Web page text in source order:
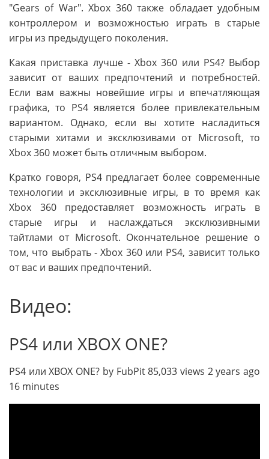
"Gears of War". Xbox 360 также обладает удобным
контроллером и возможностью играть в старые
игры из предыдущего поколения.
Какая приставка лучше - Xbox 360 или PS4? Выбор
зависит от ваших предпочтений и потребностей.
Если вам важны новейшие игры и впечатляющая
графика, то PS4 является более привлекательным
вариантом. Однако, если вы хотите насладиться
старыми хитами и эксклюзивами от Microsoft, то
Xbox 360 может быть отличным выбором.
Кратко говоря, PS4 предлагает более современные
технологии и эксклюзивные игры, в то время как
Xbox 360 предоставляет возможность играть в
старые игры и наслаждаться эксклюзивными
тайтлами от Microsoft. Окончательное решение о
том, что выбрать - Xbox 360 или PS4, зависит только
от вас и ваших предпочтений.
Видео:
PS4 или XBOX ONE?
PS4 или XBOX ONE? by FubPit 85,033 views 2 years ago
16 minutes